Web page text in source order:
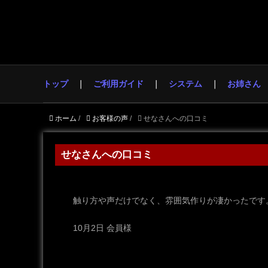
トップ ご利用ガイド システム お姉さん
ホーム / お客様の声 / せなさんへの口コミ
せなさんへの口コミ
触り方や声だけでなく、雰囲気作りが凄かったです
10月2日 会員様